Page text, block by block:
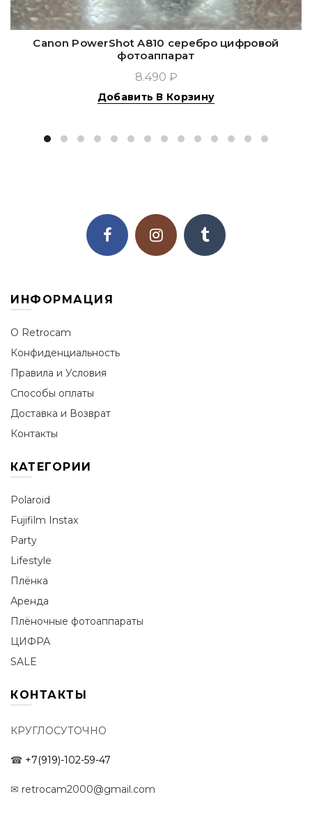
Canon PowerShot A810 серебро цифровой
фотоаппарат
8.490 ₽
Добавить В Корзину
ИНФОРМАЦИЯ
О Retrocam
Конфиденциальность
Правила и Условия
Способы оплаты
Доставка и Возврат
Контакты
КАТЕГОРИИ
Polaroid
Fujifilm Instax
Party
Lifestyle
Плёнка
Аренда
Плёночные фотоаппараты
ЦИФРА
SALE
КОНТАКТЫ
КРУГЛОСУТОЧНО
☎ +7(919)-102-59-47
✉ retrocam2000@gmail.com